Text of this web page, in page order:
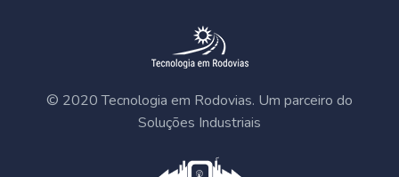
© 2020 Tecnologia em Rodovias. Um parceiro do
Soluções Industriais